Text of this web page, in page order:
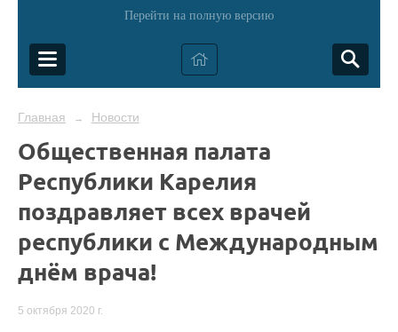
Перейти на полную версию
Главная → Новости
Общественная палата
Республики Карелия
поздравляет всех врачей
республики с Международным
днём врача!
5 октября 2020 г.